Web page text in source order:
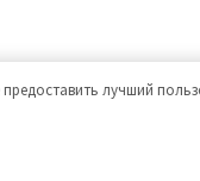
лучший